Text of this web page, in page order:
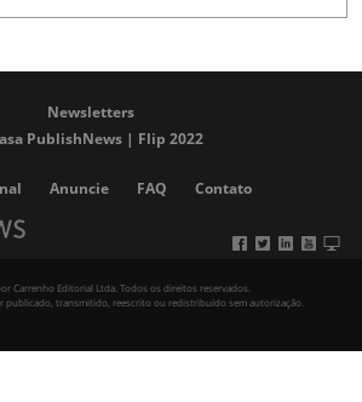
Newsletters
PublishNews | Flip 2022
Anuncie FAQ Contato
Carrenho Editorial Ltda. Todos os direitos reservados.
publicado, transmitido, reescrito ou redistribuído sem autorização.